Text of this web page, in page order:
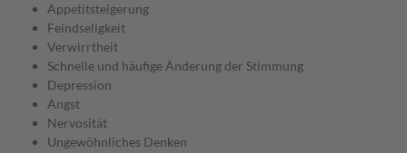
Appetitsteigerung
Feindseligkeit
Verwirrtheit
Schnelle und häufige Änderung der Stimmung
Depression
Angst
Nervosität
Ungewöhnliches Denken